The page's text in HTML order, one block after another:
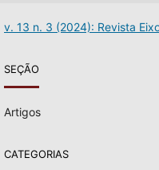
v. 13 n. 3 (2024): Revista
SEÇÃO
Artigos
CATEGORIAS